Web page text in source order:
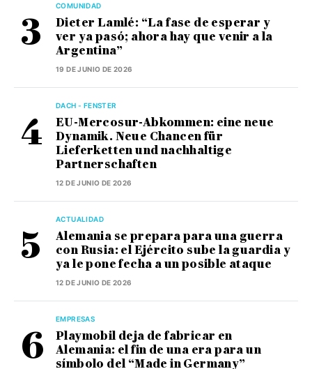
COMUNIDAD
Dieter Lamlé: “La fase de esperar y
ver ya pasó; ahora hay que venir a la
Argentina”
19 DE JUNIO DE 2026
DACH - FENSTER
EU-Mercosur-Abkommen: eine neue
Dynamik. Neue Chancen für
Lieferketten und nachhaltige
Partnerschaften
12 DE JUNIO DE 2026
ACTUALIDAD
Alemania se prepara para una guerra
con Rusia: el Ejército sube la guardia y
ya le pone fecha a un posible ataque
12 DE JUNIO DE 2026
EMPRESAS
Playmobil deja de fabricar en
Alemania: el fin de una era para un
símbolo del “Made in Germany”